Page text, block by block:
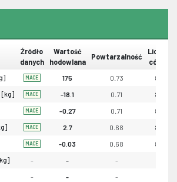
Źródło
danych
Wartość
hodowlana
Powtarzalność
Liczba
córek
MACE 175 0.73 80
[kg] MACE -18.1 0.71 80
MACE -0.27 0.71 80
MACE 2.7 0.68 80
MACE -0.03 0.68 80
- - -
- - -